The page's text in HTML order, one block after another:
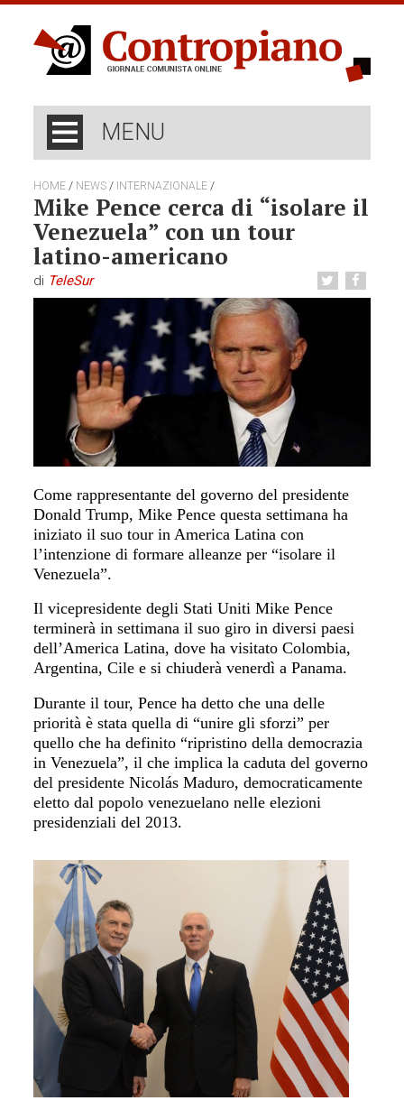
MENU
HOME / NEWS / INTERNAZIONALE /
Mike Pence cerca di “isolare il
Venezuela” con un tour
latino-americano
di TeleSur
Come rappresentante del governo del presidente
Donald Trump, Mike Pence questa settimana ha
iniziato il suo tour in America Latina con
l’intenzione di formare alleanze per “isolare il
Venezuela”.
Il vicepresidente degli Stati Uniti Mike Pence
terminerà in settimana il suo giro in diversi paesi
dell’America Latina, dove ha visitato Colombia,
Argentina, Cile e si chiuderà venerdì a Panama.
Durante il tour, Pence ha detto che una delle
priorità è stata quella di “unire gli sforzi” per
quello che ha definito “ripristino della democrazia
in Venezuela”, il che implica la caduta del governo
del presidente Nicolás Maduro, democraticamente
eletto dal popolo venezuelano nelle elezioni
presidenziali del 2013.